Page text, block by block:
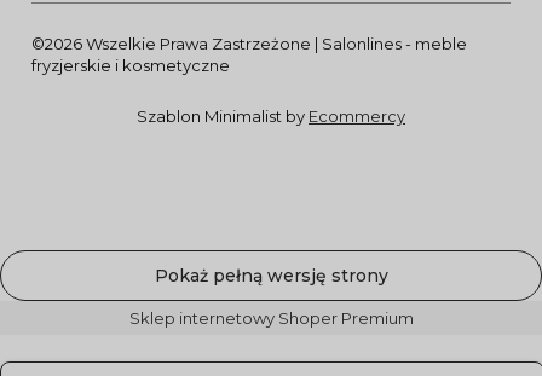
©2026 Wszelkie Prawa Zastrzeżone | Salonlines - meble
fryzjerskie i kosmetyczne
Szablon Minimalist by Ecommercy
Pokaż pełną wersję strony
Sklep internetowy Shoper Premium